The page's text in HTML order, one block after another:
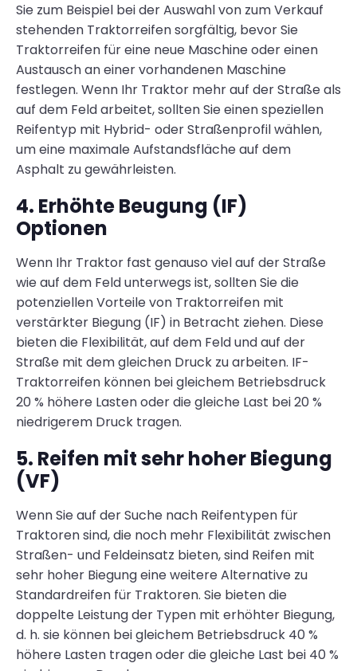
Sie zum Beispiel bei der Auswahl von zum Verkauf
stehenden Traktorreifen sorgfältig, bevor Sie
Traktorreifen für eine neue Maschine oder einen
Austausch an einer vorhandenen Maschine
festlegen. Wenn Ihr Traktor mehr auf der Straße als
auf dem Feld arbeitet, sollten Sie einen speziellen
Reifentyp mit Hybrid- oder Straßenprofil wählen,
um eine maximale Aufstandsfläche auf dem
Asphalt zu gewährleisten.
4. Erhöhte Beugung (IF)
Optionen
Wenn Ihr Traktor fast genauso viel auf der Straße
wie auf dem Feld unterwegs ist, sollten Sie die
potenziellen Vorteile von Traktorreifen mit
verstärkter Biegung (IF) in Betracht ziehen. Diese
bieten die Flexibilität, auf dem Feld und auf der
Straße mit dem gleichen Druck zu arbeiten. IF-
Traktorreifen können bei gleichem Betriebsdruck
20 % höhere Lasten oder die gleiche Last bei 20 %
niedrigerem Druck tragen.
5. Reifen mit sehr hoher Biegung
(VF)
Wenn Sie auf der Suche nach Reifentypen für
Traktoren sind, die noch mehr Flexibilität zwischen
Straßen- und Feldeinsatz bieten, sind Reifen mit
sehr hoher Biegung eine weitere Alternative zu
Standardreifen für Traktoren. Sie bieten die
doppelte Leistung der Typen mit erhöhter Biegung,
d. h. sie können bei gleichem Betriebsdruck 40 %
höhere Lasten tragen oder die gleiche Last bei 40 %